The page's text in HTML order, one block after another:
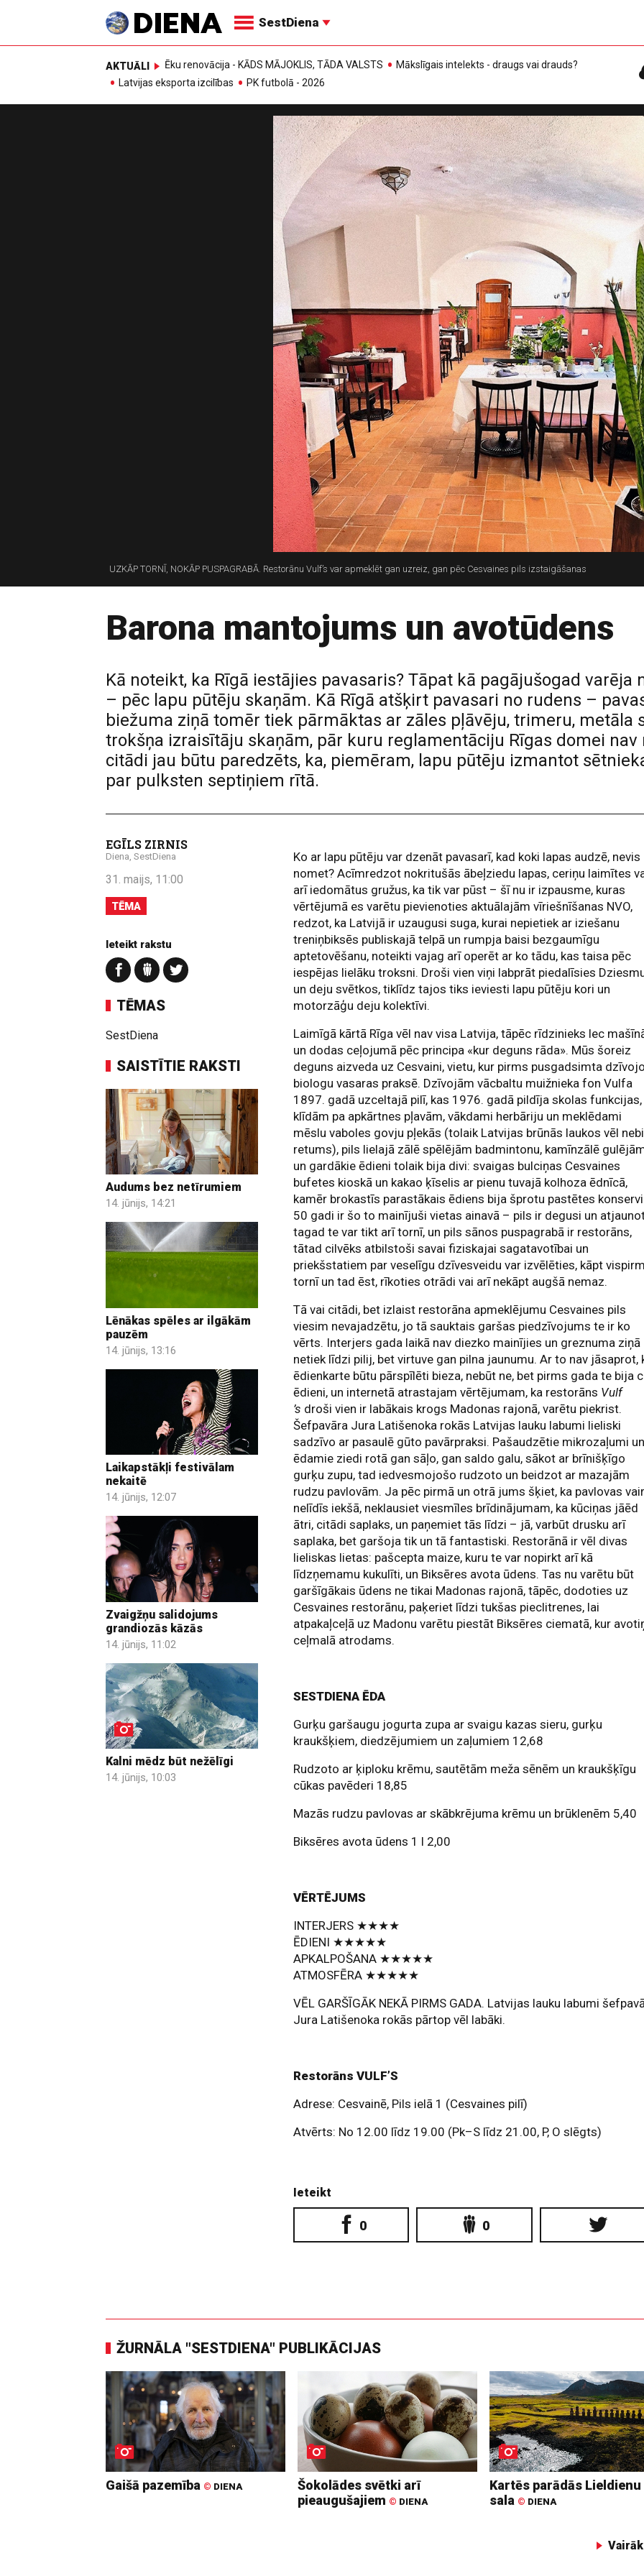
SestDiena
AKTUĀLI Ēku renovācija - KĀDS MĀJOKLIS, TĀDA VALSTS
Mākslīgais intelekts - draugs vai drauds?
Latvijas eksporta izcilības
PK futbolā - 2026
UZKĀP TORNĪ, NOKĀP PUSPAGRABĀ. Restorānu Vulf’s var apmeklēt gan uzreiz, gan pēc Cesvaines pils izstaigāšanas
Barona mantojums un avotūdens
Kā noteikt, ka Rīgā iestājies pavasaris? Tāpat kā pagājušogad varēja
– pēc lapu pūtēju skaņām. Kā Rīgā atšķirt pavasari no rudens –
biežuma ziņā tomēr tiek pārmāktas ar zāles pļāvēju, trimeru, metāla
trokšņa izraisītāju skaņām, pār kuru reglamentāciju Rīgas domei nav
citādi jau būtu paredzēts, ka, piemēram, lapu pūtēju izmantot
par pulksten septiņiem rītā.
EGĪLS ZIRNIS
Diena, SestDiena
31. maijs, 11:00
TĒMA
Ieteikt rakstu
TĒMAS
SestDiena
SAISTĪTIE RAKSTI
Audums bez netīrumiem
14. jūnijs, 14:21
Lēnākas spēles ar ilgākām
pauzēm
14. jūnijs, 13:16
Laikapstākļi festivālam
nekaitē
14. jūnijs, 12:07
Zvaigžņu salidojums
grandiozās kāzās
14. jūnijs, 11:02
Kalni mēdz būt nežēlīgi
14. jūnijs, 10:03
Ko ar lapu pūtēju var dzenāt pavasarī, kad koki lapas audzē, nevis
nomet? Acīmredzot nokritušās ābeļziedu lapas, ceriņu laimītes
arī iedomātus gružus, ka tik var pūst – šī nu ir izpausme, kuras
vērtējumā es varētu pievienoties aktuālajām vīriešnīšanas NVO,
redzot, ka Latvijā ir uzaugusi suga, kurai nepietiek ar iziešanu
treniņbiksēs publiskajā telpā un rumpja baisi bezgaumīgu
aptetovēšanu, noteikti vajag arī operēt ar ko tādu, kas taisa pēc
iespējas lielāku troksni. Droši vien viņi labprāt piedalīsies
un deju svētkos, tiklīdz tajos tiks ieviesti lapu pūtēju kori un
motorzāģu deju kolektīvi.
Laimīgā kārtā Rīga vēl nav visa Latvija, tāpēc rīdzinieks lec
un dodas ceļojumā pēc principa «kur deguns rāda». Mūs šoreiz
deguns aizveda uz Cesvaini, vietu, kur pirms pusgadsimta
biologu vasaras praksē. Dzīvojām vācbaltu muižnieka fon Vulfa
1897. gadā uzceltajā pilī, kas 1976. gadā pildīja skolas funkcijas,
klīdām pa apkārtnes pļavām, vākdami herbāriju un meklēdami
mēslu vaboles govju pļekās (tolaik Latvijas brūnās laukos vēl
retums), pils lielajā zālē spēlējām badmintonu, kamīnzālē
un gardākie ēdieni tolaik bija divi: svaigas bulciņas Cesvaines
bufetes kioskā un kakao ķīselis ar pienu tuvajā kolhoza ēdnīcā,
kamēr brokastīs parastākais ēdiens bija šprotu pastētes
50 gadi ir šo to mainījuši vietas ainavā – pils ir degusi un
tagad te var tikt arī tornī, un pils sānos puspagrabā ir restorāns,
tātad cilvēks atbilstoši savai fiziskajai sagatavotībai un
priekšstatiem par veselīgu dzīvesveidu var izvēlēties, kāpt
tornī un tad ēst, rīkoties otrādi vai arī nekāpt augšā nemaz.
Tā vai citādi, bet izlaist restorāna apmeklējumu Cesvaines pils
viesim nevajadzētu, jo tā sauktais garšas piedzīvojums te ir ko
vērts. Interjers gada laikā nav diezko mainījies un greznuma ziņā
netiek līdzi pilij, bet virtuve gan pilna jaunumu. Ar to nav jāsaprot,
ēdienkarte būtu pārspīlēti bieza, nebūt ne, bet pirms gada te bija
ēdieni, un internetā atrastajam vērtējumam, ka restorāns Vulf
’s droši vien ir labākais krogs Madonas rajonā, varētu piekrist.
Šefpavāra Jura Latišenoka rokās Latvijas lauku labumi lieliski
sadzīvo ar pasaulē gūto pavārpraksi. Pašaudzētie mikrozaļumi
ēdamie ziedi rotā gan sāļo, gan saldo galu, sākot ar brīnišķīgo
gurķu zupu, tad iedvesmojošo rudzoto un beidzot ar mazajām
rudzu pavlovām. Ja pēc pirmā un otrā jums šķiet, ka pavlovas
nelīdīs iekšā, neklausiet viesmīles brīdinājumam, ka kūciņas jāēd
ātri, citādi saplaks, un paņemiet tās līdzi – jā, varbūt drusku arī
saplaka, bet garšoja tik un tā fantastiski. Restorānā ir vēl divas
lieliskas lietas: pašcepta maize, kuru te var nopirkt arī kā
līdzņemamu kukulīti, un Biksēres avota ūdens. Tas nu varētu būt
garšīgākais ūdens ne tikai Madonas rajonā, tāpēc, dodoties uz
Cesvaines restorānu, paķeriet līdzi tukšas pieclitrenes, lai
atpakaļceļā uz Madonu varētu piestāt Biksēres ciematā, kur
ceļmalā atrodams.
SESTDIENA ĒDA
Gurķu garšaugu jogurta zupa ar svaigu kazas sieru, gurķu
kraukšķiem, diedzējumiem un zaļumiem 12,68
Rudzoto ar ķiploku krēmu, sautētām meža sēnēm un kraukšķīgu
cūkas pavēderi 18,85
Mazās rudzu pavlovas ar skābkrējuma krēmu un brūklenēm 5,40
Biksēres avota ūdens 1 l 2,00
VĒRTĒJUMS
INTERJERS ★★★★
ĒDIENI ★★★★★
APKALPOŠANA ★★★★★
ATMOSFĒRA ★★★★★
VĒL GARŠĪGĀK NEKĀ PIRMS GADA. Latvijas lauku labumi
Jura Latišenoka rokās pārtop vēl labāki.
Restorāns VULF’S
Adrese: Cesvainē, Pils ielā 1 (Cesvaines pilī)
Atvērts: No 12.00 līdz 19.00 (Pk–S līdz 21.00, P, O slēgts)
Ieteikt
0 0
ŽURNĀLA "SESTDIENA" PUBLIKĀCIJAS
Gaišā pazemība © DIENA
Šokolādes svētki arī
pieaugušajiem © DIENA
Kartēs parādās Lieldienu
sala © DIENA
Vairāk